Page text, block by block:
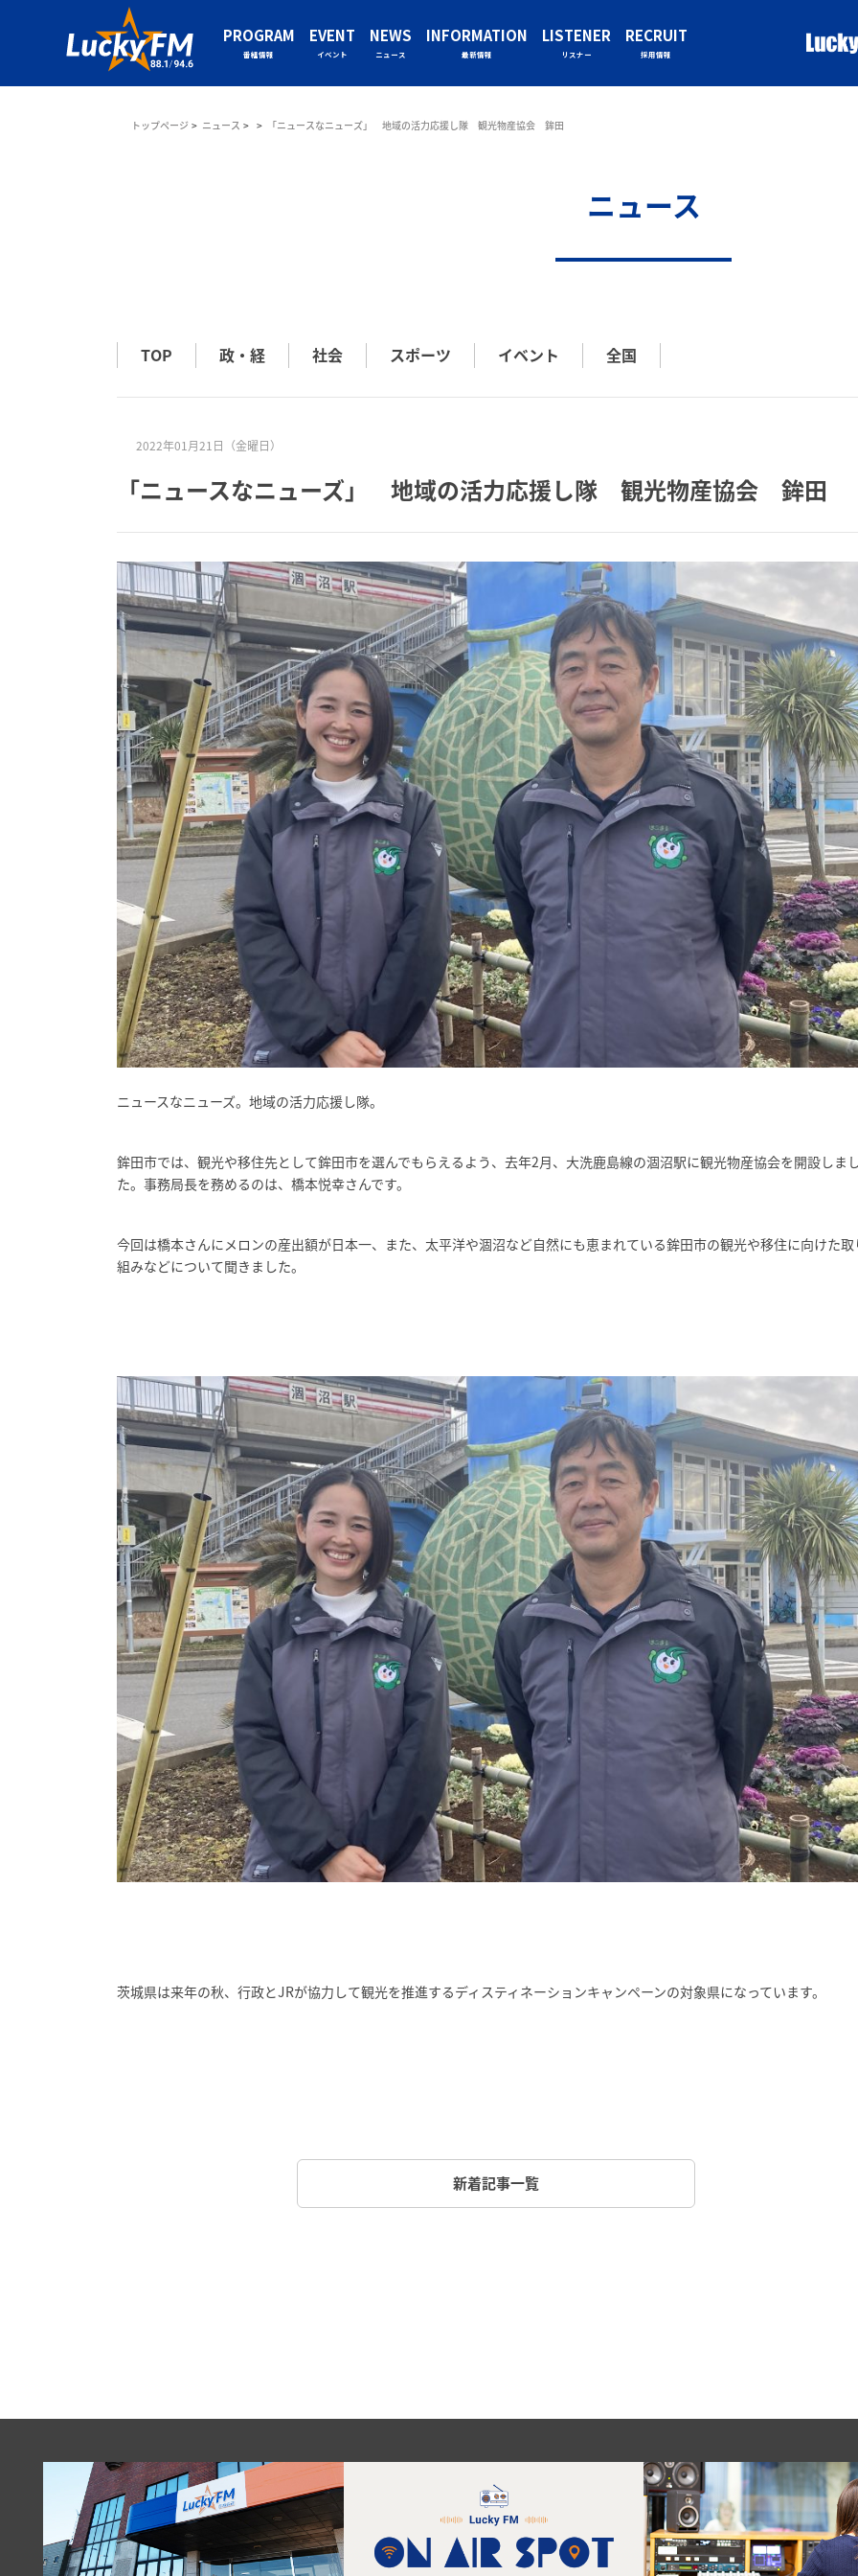
PROGRAM
番組情報
EVENT
イベント
NEWS
ニュース
INFORMATION
最新情報
LISTENER
リスナー
RECRUIT
採用情報
トップページ ニュース 「ニュースなニューズ」 地域の活力応援し隊 観光物産協会 鉾田
ニュース
TOP 政・経 社会 スポーツ イベント 全国
2022年01月21日（金曜日）
「ニュースなニューズ」 地域の活力応援し隊 観光物産協会 鉾田
ニュースなニューズ。地域の活力応援し隊。
鉾田市では、観光や移住先として鉾田市を選んでもらえるよう、去年2月、大洗鹿島線の涸沼駅に観光物産協会を開設しま
た。事務局長を務めるのは、橋本悦幸さんです。
今回は橋本さんにメロンの産出額が日本一、また、太平洋や涸沼など自然にも恵まれている鉾田市の観光や移住に向けた取
組みなどについて聞きました。
茨城県は来年の秋、行政とJRが協力して観光を推進するディスティネーションキャンペーンの対象県になっています。
新着記事一覧